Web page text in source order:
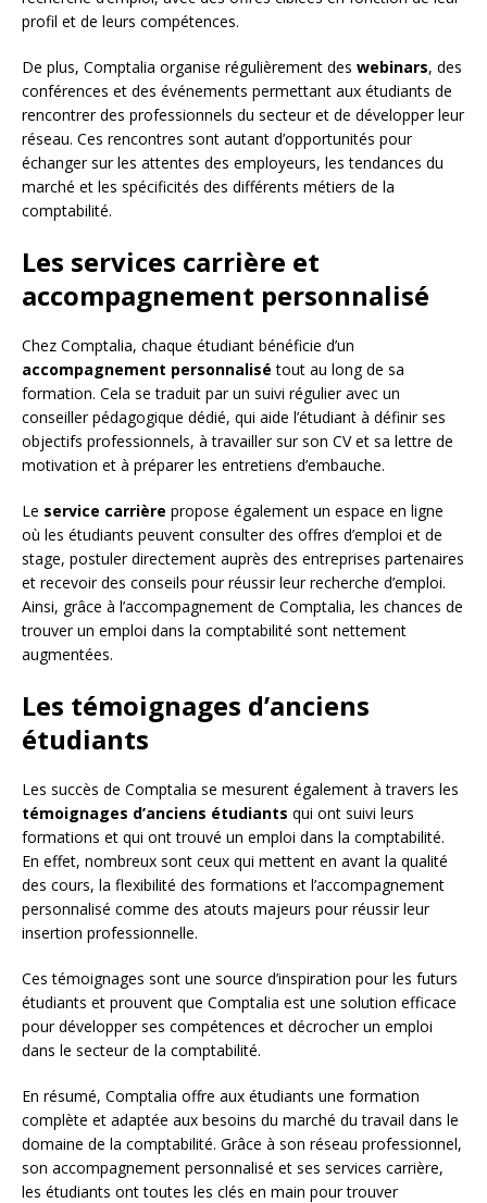
profil et de leurs compétences.
De plus, Comptalia organise régulièrement des webinars, des
conférences et des événements permettant aux étudiants de
rencontrer des professionnels du secteur et de développer leur
réseau. Ces rencontres sont autant d’opportunités pour
échanger sur les attentes des employeurs, les tendances du
marché et les spécificités des différents métiers de la
comptabilité.
Les services carrière et
accompagnement personnalisé
Chez Comptalia, chaque étudiant bénéficie d’un
accompagnement personnalisé tout au long de sa
formation. Cela se traduit par un suivi régulier avec un
conseiller pédagogique dédié, qui aide l’étudiant à définir ses
objectifs professionnels, à travailler sur son CV et sa lettre de
motivation et à préparer les entretiens d’embauche.
Le service carrière propose également un espace en ligne
où les étudiants peuvent consulter des offres d’emploi et de
stage, postuler directement auprès des entreprises partenaires
et recevoir des conseils pour réussir leur recherche d’emploi.
Ainsi, grâce à l’accompagnement de Comptalia, les chances de
trouver un emploi dans la comptabilité sont nettement
augmentées.
Les témoignages d’anciens
étudiants
Les succès de Comptalia se mesurent également à travers les
témoignages d’anciens étudiants qui ont suivi leurs
formations et qui ont trouvé un emploi dans la comptabilité.
En effet, nombreux sont ceux qui mettent en avant la qualité
des cours, la flexibilité des formations et l’accompagnement
personnalisé comme des atouts majeurs pour réussir leur
insertion professionnelle.
Ces témoignages sont une source d’inspiration pour les futurs
étudiants et prouvent que Comptalia est une solution efficace
pour développer ses compétences et décrocher un emploi
dans le secteur de la comptabilité.
En résumé, Comptalia offre aux étudiants une formation
complète et adaptée aux besoins du marché du travail dans le
domaine de la comptabilité. Grâce à son réseau professionnel,
son accompagnement personnalisé et ses services carrière,
les étudiants ont toutes les clés en main pour trouver